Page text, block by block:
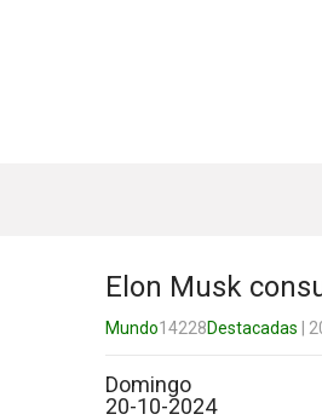
Elon Musk
Mundo14228Destacadas |
Domingo
20-10-2024